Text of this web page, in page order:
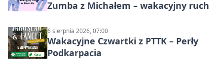
Zumba z Michałem – wakacyjny ruch
6 sierpnia 2026, 07:00
Wakacyjne Czwartki z PTTK – Perły
Podkarpacia